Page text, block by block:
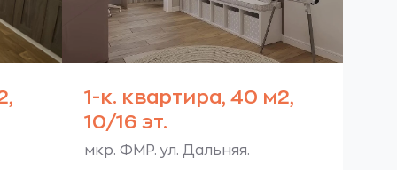
1-к. квартира, 40 м2,
10/16 эт.
мкр. ФМР. ул. Дальняя.